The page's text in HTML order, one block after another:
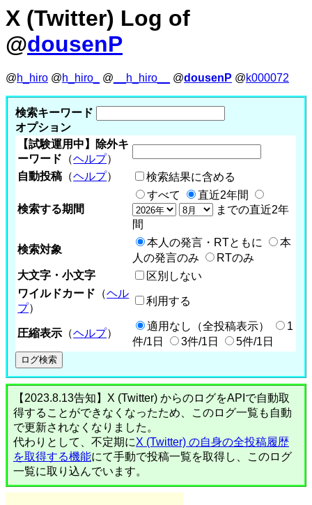
X (Twitter) Log of
@dousenP
@h_hiro @h_hiro_ @ __h_hiro__ @dousenP @k000072
検索キーワード
オプション
【試験運用中】除外キ
ーワード （ヘルプ）
自動投稿 （ヘルプ） 検索結果に含める
検索する期間
すべて
直近2年間
までの直近2年
間
検索対象
本人の発言・RTともに
本
人の発言のみ
RTのみ
大文字・小文字
区別しない
ワイルドカード （ヘル
プ）
利用する
圧縮表示 （ヘルプ）
適用なし（全投稿表示）
1
件/1日
3件/1日 5件/1日
【2023.8.13告知】X (Twitter) からのログをAPIで自動取
得することができなくなったため、このログ一覧も自動
で更新されなくなりました。
代わりとして、不定期にX (Twitter) の自身の全投稿履歴
を取得する機能にて手動で投稿一覧を取得し、このログ
一覧に取り込んでいます。